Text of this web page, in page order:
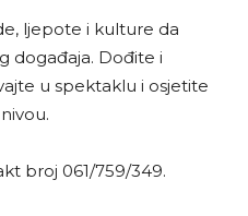
ljepote i kulture da
događaja. Dođite i
u spektaklu i osjetite
broj 061/759/349.